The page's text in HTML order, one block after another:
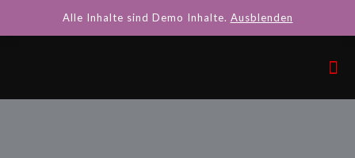
Alle Inhalte sind Demo Inhalte. Ausblenden